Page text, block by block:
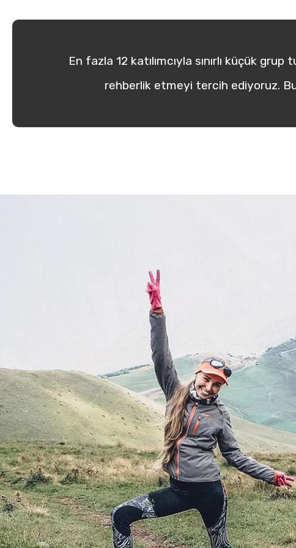
En fazla 12 katılımcıyla sınırlı küçük
rehberlik etmeyi tercih ediyoruz. Bu